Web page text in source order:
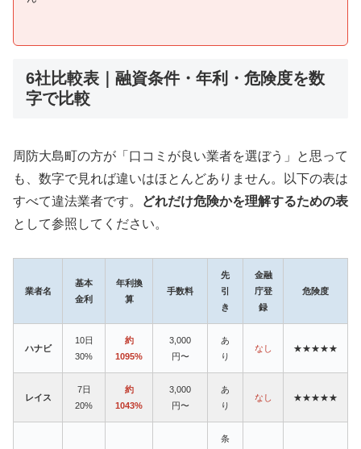
6社比較表｜融資条件・年利・危険度を数
字で比較
周防大島町の方が「口コミが良い業者を選ぼう」と思って
も、数字で見れば違いはほとんどありません。以下の表は
すべて違法業者です。
どれだけ危険かを理解するための表
として参照してください。
業者名
基本
金利
年利換
算
手数料
先
引
き
金融
庁登
録
危険度
ハナビ
10日
30%
約
1095%
3,000
円〜
あ
り
なし ★★★★★
レイス
7日
20%
約
1043%
3,000
円〜
あ
り
なし ★★★★★
条